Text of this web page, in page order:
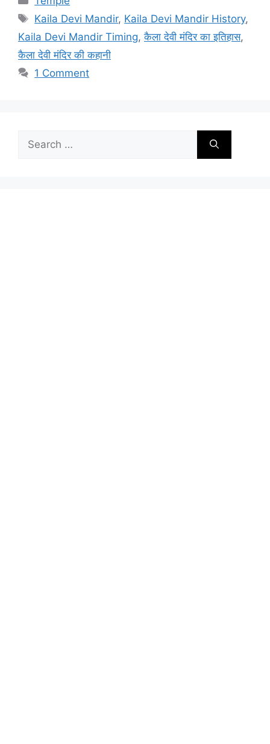
Tags
Kaila Devi Mandir, Kaila Devi Mandir History,
Kaila Devi Mandir Timing,कैला देवी मंदिर का इतिहास,
कैला देवी मंदिर की कहानी
1 Comment
for: